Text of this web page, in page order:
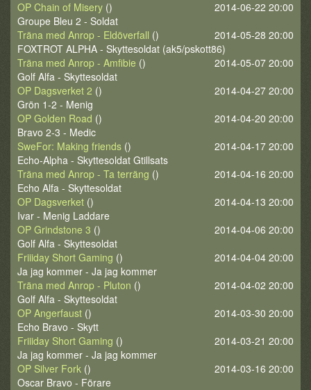
2014-06-22 20:00
OP Chain of Misery ()
Groupe Bleu 2 - Soldat
2014-05-28 20:00
Träna med Anrop - Eldöverfall ()
FOXTROT ALPHA - Skyttesoldat (ak5/pskott86)
2014-05-07 20:00
Träna med Anrop - Amfibie ()
Golf Alfa - Skyttesoldat
2014-04-27 20:00
OP Dagsverket 2 ()
Grön 1-2 - Menig
2014-04-20 20:00
OP Golden Road ()
Bravo 2-3 - Medic
2014-04-17 20:00
SweFor: Making friends ()
Echo-Alpha - Skyttesoldat Gtillsats
2014-04-16 20:00
Träna med Anrop - Ta terräng ()
Echo Alfa - Skyttesoldat
2014-04-13 20:00
OP Dagsverket ()
Ivar - Menig Laddare
2014-04-06 20:00
OP Grindstone 3 ()
Golf Alfa - Skyttesoldat
2014-04-04 20:00
Friiiday Short Gaming ()
Ja jag kommer - Ja jag kommer
2014-04-02 20:00
Träna med Anrop - Pluton ()
Golf Alfa - Skyttesoldat
2014-03-30 20:00
OP Angerfaust ()
Echo Bravo - Skytt
2014-03-21 20:00
Friiiday Short Gaming ()
Ja jag kommer - Ja jag kommer
2014-03-16 20:00
OP Silver Fork ()
Oscar Bravo - Förare